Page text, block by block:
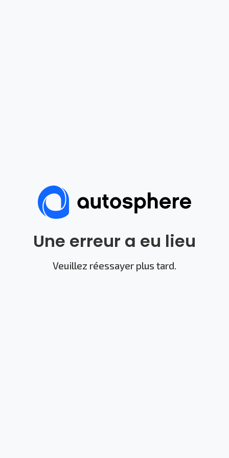
Une erreur a eu lieu
Veuillez réessayer plus tard.